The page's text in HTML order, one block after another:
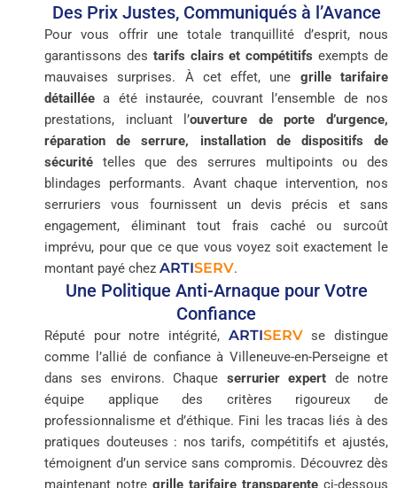
Des Prix Justes, Communiqués à l’Avance
Pour vous offrir une totale tranquillité d’esprit, nous
garantissons des tarifs clairs et compétitifs exempts de
mauvaises surprises. À cet effet, une grille tarifaire
détaillée a été instaurée, couvrant l’ensemble de nos
prestations, incluant l’ouverture de porte d’urgence,
réparation de serrure, installation de dispositifs de
sécurité telles que des serrures multipoints ou des
blindages performants. Avant chaque intervention, nos
serruriers vous fournissent un devis précis et sans
engagement, éliminant tout frais caché ou surcoût
imprévu, pour que ce que vous voyez soit exactement le
montant payé chez ARTISERV.
Une Politique Anti-Arnaque pour Votre
Confiance
Réputé pour notre intégrité, ARTISERVse distingue
comme l’allié de confiance à Villeneuve-en-Perseigne et
dans ses environs. Chaque serrurier expert de notre
équipe applique des critères rigoureux de
professionnalisme et d’éthique. Fini les tracas liés à des
pratiques douteuses : nos tarifs, compétitifs et ajustés,
témoignent d’un service sans compromis. Découvrez dès
maintenant notre grille tarifaire transparente ci-dessous